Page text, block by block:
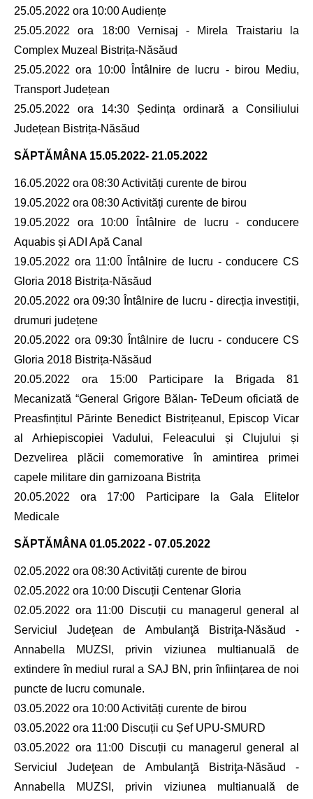
25.05.2022 ora 10:00 Audiențe
25.05.2022 ora 18:00 Vernisaj - Mirela Traistariu la
Complex Muzeal Bistrița-Năsăud
25.05.2022 ora 10:00 Întâlnire de lucru - birou Mediu,
Transport Județean
25.05.2022 ora 14:30 Ședința ordinară a Consiliului
Județean Bistrița-Năsăud
SĂPTĂMÂNA 15.05.2022- 21.05.2022
16.05.2022 ora 08:30 Activități curente de birou
19.05.2022 ora 08:30 Activități curente de birou
19.05.2022 ora 10:00 Întâlnire de lucru - conducere
Aquabis și ADI Apă Canal
19.05.2022 ora 11:00 Întâlnire de lucru - conducere CS
Gloria 2018 Bistrița-Năsăud
20.05.2022 ora 09:30 Întâlnire de lucru - direcția investiții,
drumuri județene
20.05.2022 ora 09:30 Întâlnire de lucru - conducere CS
Gloria 2018 Bistrița-Năsăud
20.05.2022 ora 15:00 Participare la Brigada 81
Mecanizată “General Grigore Bălan- TeDeum oficiată de
Preasfințitul Părinte Benedict Bistrițeanul, Episcop Vicar
al Arhiepiscopiei Vadului, Feleacului și Clujului și
Dezvelirea plăcii comemorative în amintirea primei
capele militare din garnizoana Bistrița
20.05.2022 ora 17:00 Participare la Gala Elitelor
Medicale
SĂPTĂMÂNA 01.05.2022 - 07.05.2022
02.05.2022 ora 08:30 Activități curente de birou
02.05.2022 ora 10:00 Discuții Centenar Gloria
02.05.2022 ora 11:00 Discuții cu managerul general al
Serviciul Judeţean de Ambulanţă Bistriţa-Năsăud -
Annabella MUZSI, privin viziunea multianuală de
extindere în mediul rural a SAJ BN, prin înființarea de noi
puncte de lucru comunale.
03.05.2022 ora 10:00 Activități curente de birou
03.05.2022 ora 11:00 Discuții cu Șef UPU-SMURD
03.05.2022 ora 11:00 Discuții cu managerul general al
Serviciul Judeţean de Ambulanţă Bistriţa-Năsăud -
Annabella MUZSI, privin viziunea multianuală de